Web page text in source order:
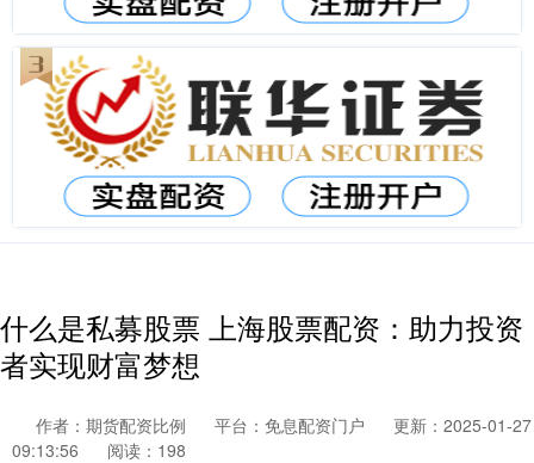
什么是私募股票 上海股票配资：助力投资
者实现财富梦想
作者：期货配资比例 平台：免息配资门户
更新：2025-01-27
09:13:56
阅读：198